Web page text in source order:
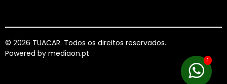
© 2026 TUACAR. Todos os direitos reservados.
Powered by mediaon.pt
1